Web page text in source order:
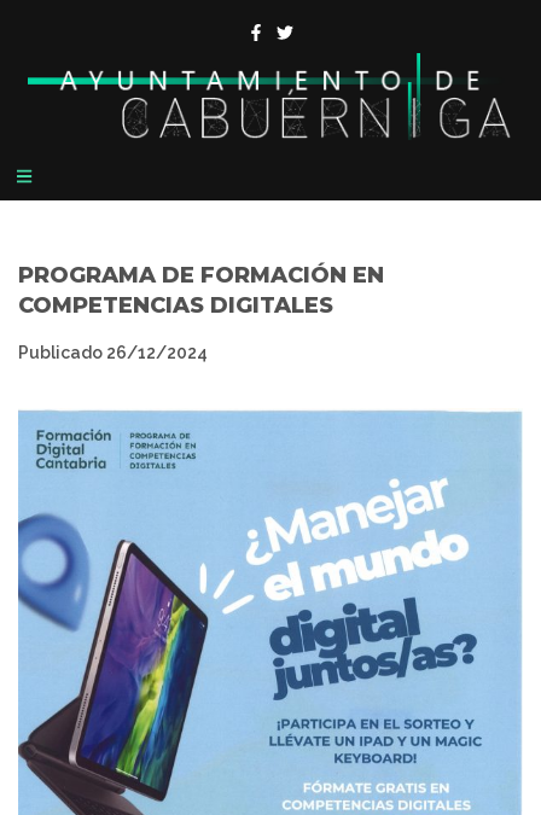
PROGRAMA DE FORMACIÓN EN
COMPETENCIAS DIGITALES
Publicado 26/12/2024